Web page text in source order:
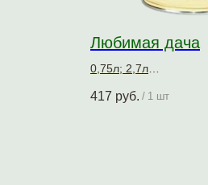
Любимая дача
0,75л; 2,7л
древесины
417 руб. / 1 шт